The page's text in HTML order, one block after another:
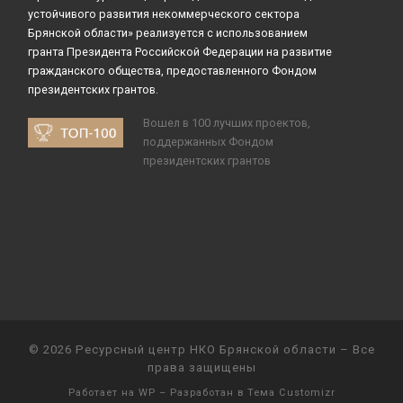
устойчивого развития некоммерческого сектора
Брянской области» реализуется с использованием
гранта Президента Российской Федерации на развитие
гражданского общества, предоставленного Фондом
президентских грантов.
Вошел в 100 лучших проектов,
поддержанных Фондом
президентских грантов
© 2026 Ресурсный центр НКО Брянской области – Все
права защищены
Работает на WP – Разработан в Тема Customizr